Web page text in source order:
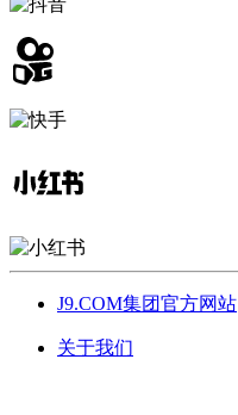
J9.COM集团官方网站
关于我们